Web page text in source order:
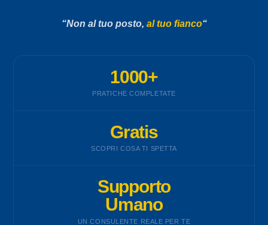
“Non al tuo posto, al tuo fianco“
1000+
PRATICHE COMPLETATE
Gratis
SCOPRI COSA TI SPETTA
Supporto
Umano
UN CONSULENTE REALE PER TE